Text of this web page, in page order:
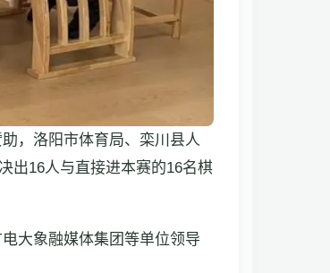
，洛阳市体育局、栾川县人
出16人与直接进本赛的16名棋
大象融媒体集团等单位领导